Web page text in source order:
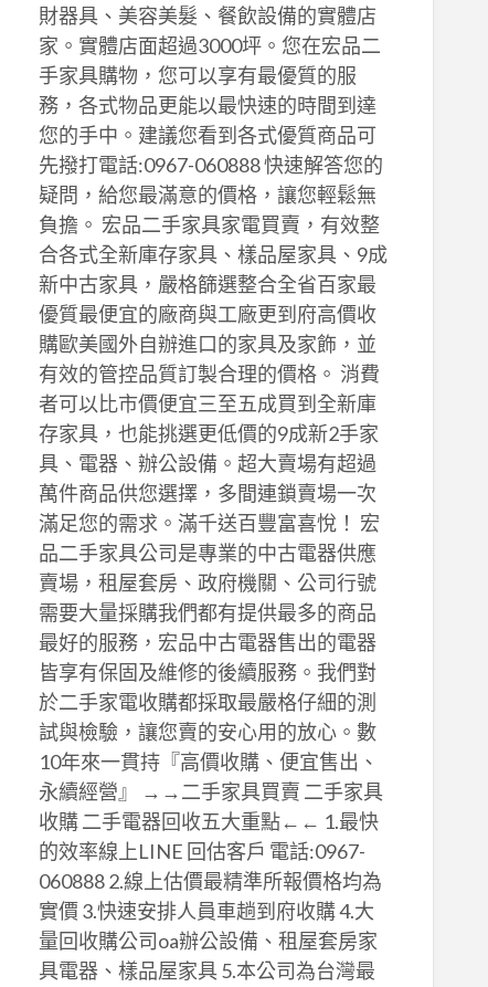
財器具、美容美髮、餐飲設備的實體店
家。實體店面超過3000坪。您在宏品二
手家具購物，您可以享有最優質的服
務，各式物品更能以最快速的時間到達
您的手中。建議您看到各式優質商品可
先撥打電話:0967-060888 快速解答您的
疑問，給您最滿意的價格，讓您輕鬆無
負擔。 宏品二手家具家電買賣，有效整
合各式全新庫存家具、樣品屋家具、9成
新中古家具，嚴格篩選整合全省百家最
優質最便宜的廠商與工廠更到府高價收
購歐美國外自辦進口的家具及家飾，並
有效的管控品質訂製合理的價格。 消費
者可以比市價便宜三至五成買到全新庫
存家具，也能挑選更低價的9成新2手家
具、電器、辦公設備。超大賣場有超過
萬件商品供您選擇，多間連鎖賣場一次
滿足您的需求。滿千送百豐富喜悅！ 宏
品二手家具公司是專業的中古電器供應
賣場，租屋套房、政府機關、公司行號
需要大量採購我們都有提供最多的商品
最好的服務，宏品中古電器售出的電器
皆享有保固及維修的後續服務。我們對
於二手家電收購都採取最嚴格仔細的測
試與檢驗，讓您賣的安心用的放心。數
10年來一貫持『高價收購、便宜售出、
永續經營』 →→二手家具買賣 二手家具
收購 二手電器回收五大重點←← 1.最快
的效率線上LINE 回估客戶 電話:0967-
060888 2.線上估價最精準所報價格均為
實價 3.快速安排人員車趟到府收購 4.大
量回收購公司oa辦公設備、租屋套房家
具電器、樣品屋家具 5.本公司為台灣最